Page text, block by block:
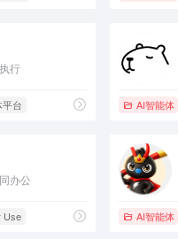
行
台 AI智能体
办公
Use AI智能体